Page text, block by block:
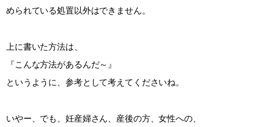
められている処置以外はできません。
上に書いた方法は、
『こんな方法があるんだ～』
というように、参考として考えてくださいね。
いやー、でも、妊産婦さん、産後の方、女性への、